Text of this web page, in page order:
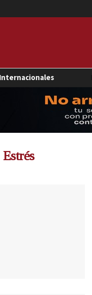
Internacionales
Estrés